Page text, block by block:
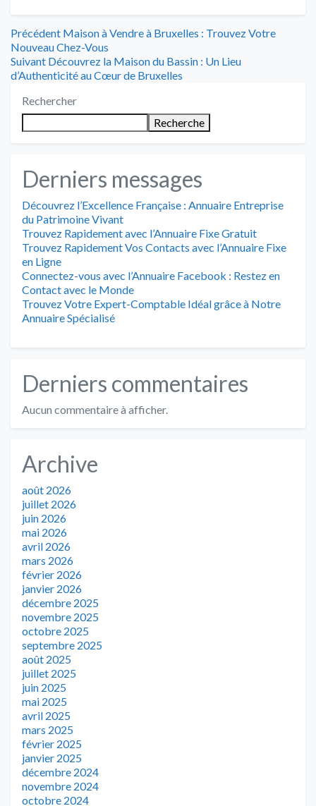
Navigation
de
l’article
Précédent Article
précédent
:
Maison à Vendre à Bruxelles : Trouvez Votre
Nouveau Chez-Vous
Suivant Article
suivant
Découvrez la Maison du Bassin : Un Lieu
d’Authenticité au Cœur de Bruxelles
Rechercher
Recherche
Derniers messages
Découvrez l’Excellence Française : Annuaire Entreprise
du Patrimoine Vivant
Trouvez Rapidement avec l’Annuaire Fixe Gratuit
Trouvez Rapidement Vos Contacts avec l’Annuaire Fixe
en Ligne
Connectez-vous avec l’Annuaire Facebook : Restez en
Contact avec le Monde
Trouvez Votre Expert-Comptable Idéal grâce à Notre
Annuaire Spécialisé
Derniers commentaires
Aucun commentaire à afficher.
Archive
août 2026
juillet 2026
juin 2026
mai 2026
avril 2026
mars 2026
février 2026
janvier 2026
décembre 2025
novembre 2025
octobre 2025
septembre 2025
août 2025
juillet 2025
juin 2025
mai 2025
avril 2025
mars 2025
février 2025
janvier 2025
décembre 2024
novembre 2024
octobre 2024